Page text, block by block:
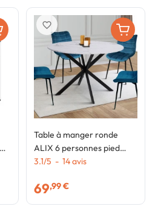
Table à manger ronde
ALIX 6 personnes pied
araignée noir et plateau
ALASKA 110 cm
3.1/5 - 14avis
69,99 €
favorite_border